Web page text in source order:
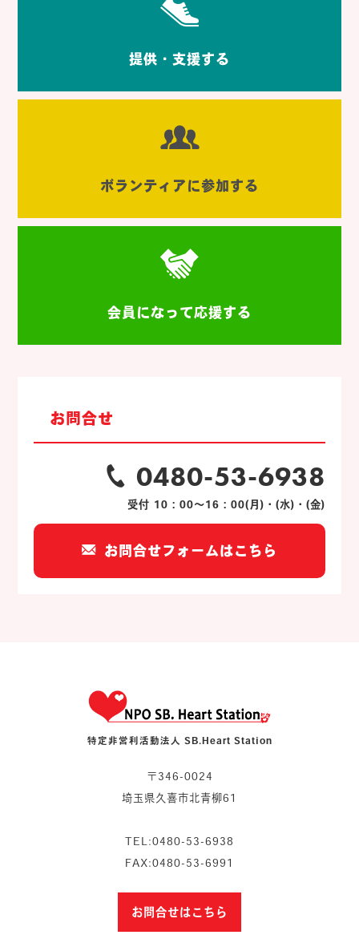
提供・支援する
ボランティアに参加する
会員になって応援する
お問合せ
0480-53-6938
受付 10：00～16：00(月)・(水)・(金)
お問合せフォームはこちら
特定非営利活動法人 SB.Heart Station
〒346-0024
埼玉県久喜市北青柳61
TEL:0480-53-6938
FAX:0480-53-6991
お問合せはこちら